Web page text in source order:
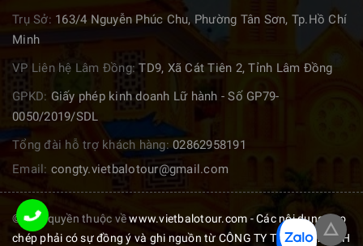
Trụ Sở: 163/4 Nguyễn Phúc Chu, Phường Tân Sơn, Tp.Hồ Chí
Minh
VP Liên hệ Lâm Đồng:TD9, Xã Cát Tiên 2, Tỉnh Lâm Đồng
GPKD: Giấy phép kinh doanh Lữ hành - Số GP79-
0050/2019/SDL
Tổng đài hỗ trợ khách hàng: 02862958191
Email: congty.vietbalotour@gmail.com
© Bản quyền thuộc vềwww.vietbalotour.com - Các nội dung sao
chép phải có sự đồng ý và ghi nguồn từ CÔNG TY TNHH TM DỊCH